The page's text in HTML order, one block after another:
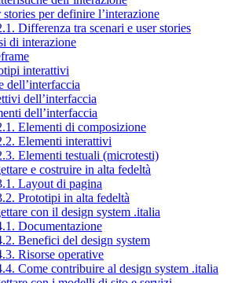
stories per definire l’interazione
Differenza tra scenari e user stories
di interazione
interattivi
dell’interfaccia
dell’interfaccia
dell’interfaccia
Elementi di composizione
Elementi interattivi
Elementi testuali (microtesti)
e costruire in alta fedeltà
Layout di pagina
Prototipi in alta fedeltà
con il design system .italia
Documentazione
Benefici del design system
Risorse operative
Come contribuire al design system .italia